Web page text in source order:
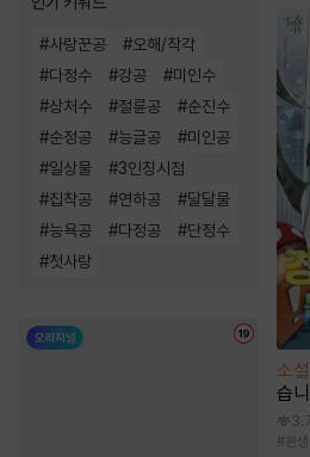
#사랑꾼공 #오해/착각
#다정수 #강공 #미인수
#상처수 #절륜공 #순진수
#순정공 #능글공 #미인공
#일상물 #3인칭시점
#집착공 #연하공 #달달물
#능욕공 #다정공 #단정수
#첫사랑
소설
습
#환